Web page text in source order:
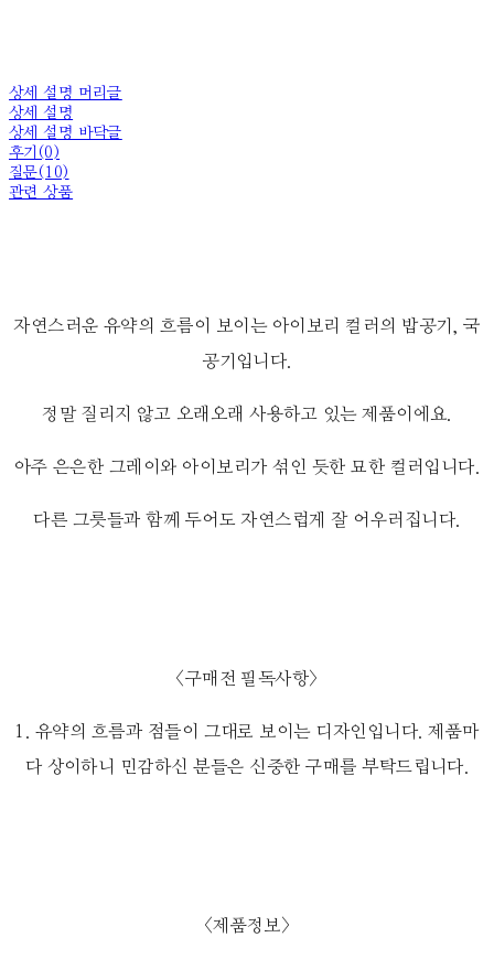
상세 설명 머리글
상세 설명
상세 설명 바닥글
후기(0)
질문(10)
관련 상품
자연스러운 유약의 흐름이 보이는 아이보리 컬러의 밥공기, 국
공기입니다.
정말 질리지 않고 오래오래 사용하고 있는 제품이에요.
아주 은은한 그레이와 아이보리가 섞인 듯한 묘한 컬러입니다.
다른 그릇들과 함께 두어도 자연스럽게 잘 어우러집니다.
<구매전 필독사항>
1. 유약의 흐름과 점들이 그대로 보이는 디자인입니다. 제품마
다 상이하니 민감하신 분들은 신중한 구매를 부탁드립니다.
<제품정보>